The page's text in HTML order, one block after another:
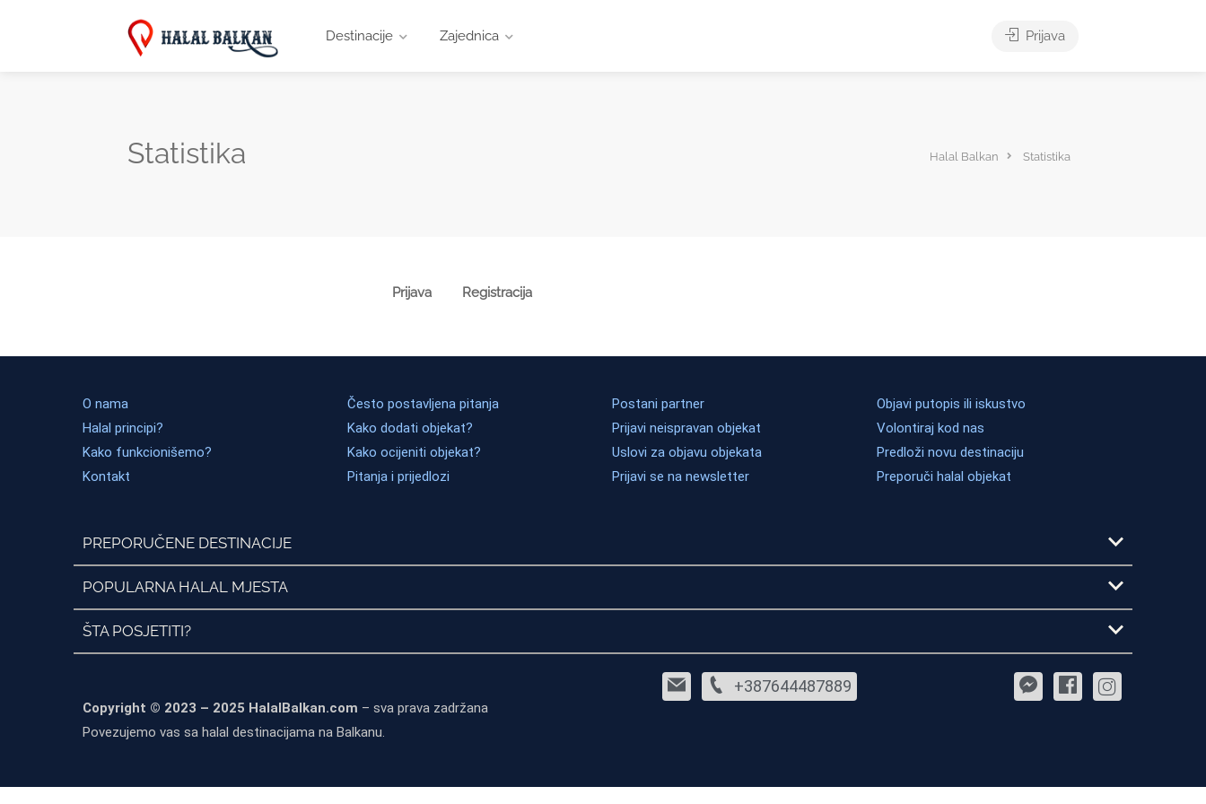
Destinacije Zajednica Prijava
Statistika Halal Balkan Statistika
Prijava Registracija
O nama
Halal principi?
Kako funkcionišemo?
Kontakt
Često postavljena pitanja
Kako dodati objekat?
Kako ocijeniti objekat?
Pitanja i prijedlozi
Postani partner
Prijavi neispravan objekat
Uslovi za objavu objekata
Prijavi se na newsletter
Objavi putopis ili iskustvo
Volontiraj kod nas
Predloži novu destinaciju
Preporuči halal objekat
PREPORUČENE DESTINACIJE
POPULARNA HALAL MJESTA
ŠTA POSJETITI?
Copyright © 2023 – 2025 HalalBalkan.com – sva prava zadržana
Povezujemo vas sa halal destinacijama na Balkanu.
+387644487889